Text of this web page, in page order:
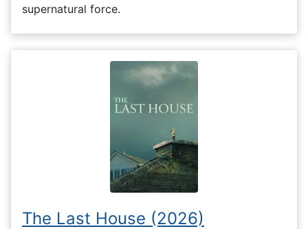
supernatural force.
The Last House (2026)